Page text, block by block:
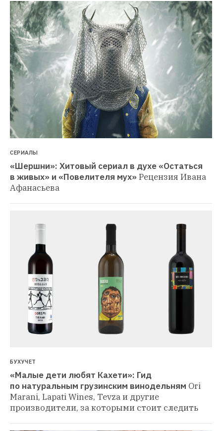
СЕРИАЛЫ
«Шершни»: Хитовый сериал в духе «Остаться
в живых» и «Повелителя мух» Рецензия Ивана
Афанасьева
БУХУЧЕТ
«Малые дети любят Кахети»: Гид
по натуральным грузинским винодельням Ori
Marani, Lapati Wines, Tevza и другие
производители, за которыми стоит следить